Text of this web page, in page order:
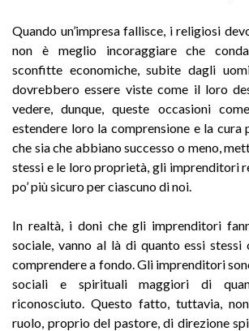
Quando un’impresa fallisce, i religiosi
non è meglio incoraggiare che
sconfitte economiche, subite dagli
dovrebbero essere viste come il loro
vedere, dunque, queste occasioni
estendere loro la comprensione e la cura
che sia che abbiano successo o meno,
stessi e le loro proprietà, gli imprenditori
po’ più sicuro per ciascuno di noi.
In realtà, i doni che gli imprenditori
sociale, vanno al là di quanto essi
comprendere a fondo. Gli imprenditori
sociali e spirituali maggiori di
riconosciuto. Questo fatto, tuttavia,
ruolo, proprio del pastore, di direzione